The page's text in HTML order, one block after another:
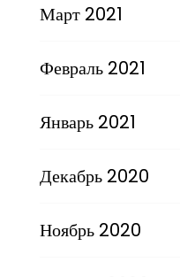
Март 2021
Февраль 2021
Январь 2021
Декабрь 2020
Ноябрь 2020